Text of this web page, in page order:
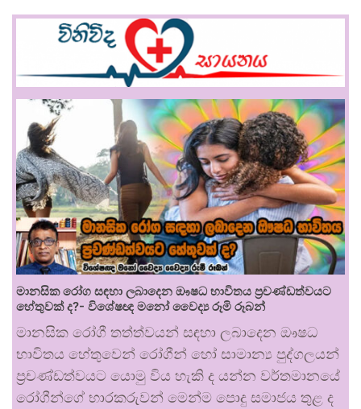
මානසික රෝග සඳහා ලබාදෙන ඖෂධ භාවිතය ප්‍රචණ්ඩත්වයට
හේතුවක් ද?- විශේෂඥ මනෝ වෛද්‍ය රූමි රූබන්
මානසික රෝගී තත්ත්වයන් සඳහා ලබාදෙන ඖෂධ
භාවිතය හේතුවෙන් රෝගීන් හෝ සාමාන්‍ය පුද්ගලයන්
ප්‍රචණ්ඩත්වයට යොමු විය හැකි ද යන්න වර්තමානයේ
රෝගීන්ගේ භාරකරුවන් මෙන්ම පොදු සමාජය තුළ ද